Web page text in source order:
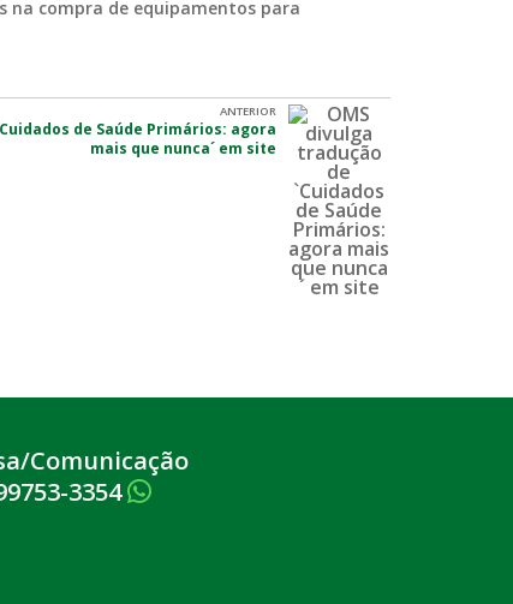
na compra de equipamentos para
ANTERIOR
de Saúde Primários: agora
mais que nunca´ em site
Comunicação
3354